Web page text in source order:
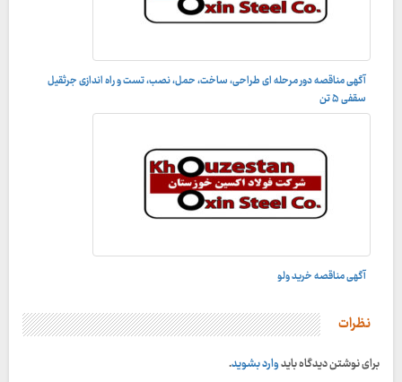
آگهی مناقصه دور مرحله ای طراحی، ساخت، حمل، نصب، تست و راه اندازى جرثقيل
سقفى ۵ تن
آگهی مناقصه خرید ولو
نظرات
برای نوشتن دیدگاه بایدوارد بشوید.